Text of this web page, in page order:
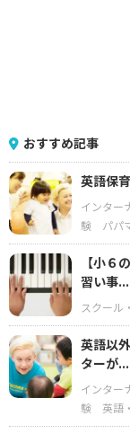
おすすめ記事
英語保
インター
験
パパ
【小６
習い事...
スクール
英語以
ターが...
インター
験
英語